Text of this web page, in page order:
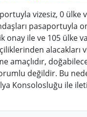
vizesiz, 0 ülke
pasaportuyla
ile ve 105 ülke
alacakları
amaçlıdır,
değildir. Bu
Konsolosluğu ile